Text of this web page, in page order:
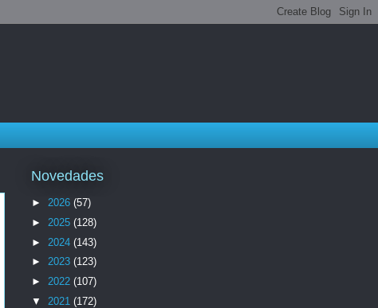
Novedades
► 2026 (57)
► 2025 (128)
► 2024 (143)
► 2023 (123)
► 2022 (107)
▼ 2021 (172)